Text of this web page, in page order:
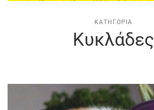
ΚΑΤΗΓΟΡΊΑ
Κυκλάδες